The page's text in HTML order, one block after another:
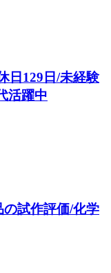
日129日/未経験
活躍中
試作評価/化学